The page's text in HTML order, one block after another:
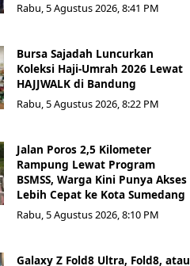
Rabu, 5 Agustus 2026, 8:41 PM
Bursa Sajadah Luncurkan
Koleksi Haji-Umrah 2026 Lewat
HAJJWALK di Bandung
Rabu, 5 Agustus 2026, 8:22 PM
Jalan Poros 2,5 Kilometer
Rampung Lewat Program
BSMSS, Warga Kini Punya Akses
Lebih Cepat ke Kota Sumedang
Rabu, 5 Agustus 2026, 8:10 PM
Galaxy Z Fold8 Ultra, Fold8, atau